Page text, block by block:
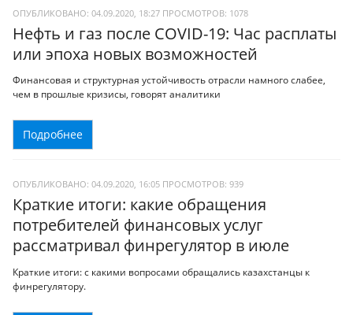
ОПУБЛИКОВАНО: 04.09.2020, 18:27 ПРОСМОТРОВ: 1078
Нефть и газ после COVID-19: Час расплаты
или эпоха новых возможностей
Финансовая и структурная устойчивость отрасли намного слабее,
чем в прошлые кризисы, говорят аналитики
Подробнее
ОПУБЛИКОВАНО: 04.09.2020, 16:05 ПРОСМОТРОВ: 939
Краткие итоги: какие обращения
потребителей финансовых услуг
рассматривал финрегулятор в июле
Краткие итоги: с какими вопросами обращались казахстанцы к
финрегулятору.